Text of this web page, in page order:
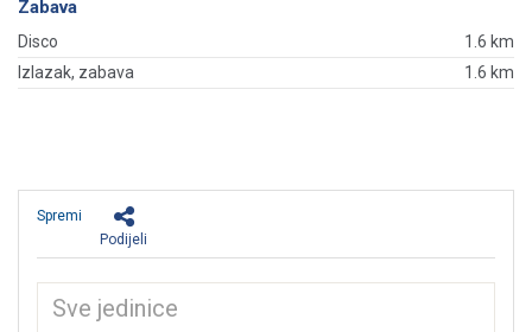
Zabava
Disco
1.6 km
Izlazak, zabava
1.6 km
Podijeli
Spremi